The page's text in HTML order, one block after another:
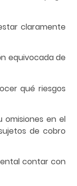
claramente
equivocada de
qué riesgos
omisiones en el
de cobro
contar con